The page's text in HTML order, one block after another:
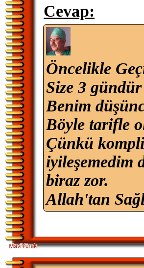
Cevap:
Öncelikle
Size 3
Benim
Böyle tarifle
Çünkü
iyileşemedim
biraz zor.
Allah'tan